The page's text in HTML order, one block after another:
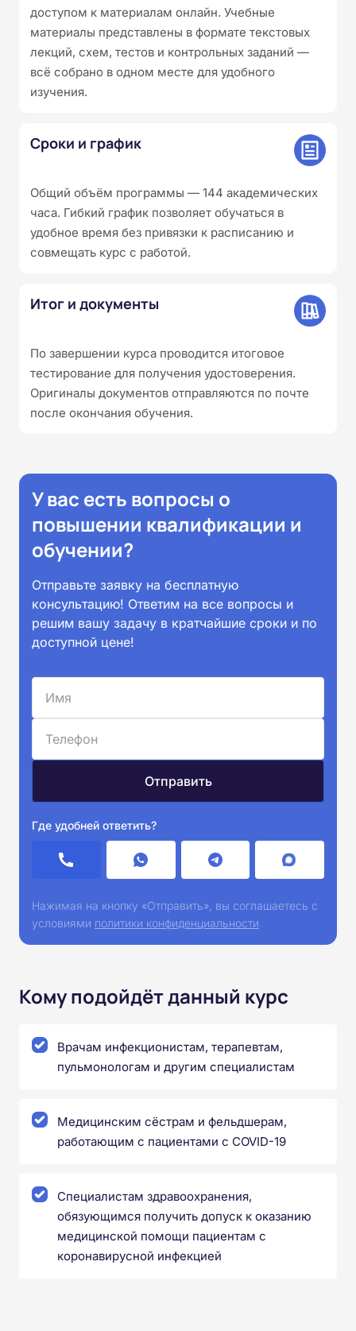
доступом к материалам онлайн. Учебные
материалы представлены в формате текстовых
лекций, схем, тестов и контрольных заданий —
всё собрано в одном месте для удобного
изучения.
Сроки и график
Общий объём программы — 144 академических
часа. Гибкий график позволяет обучаться в
удобное время без привязки к расписанию и
совмещать курс с работой.
Итог и документы
По завершении курса проводится итоговое
тестирование для получения удостоверения.
Оригиналы документов отправляются по почте
после окончания обучения.
У вас есть вопросы о
повышении квалификации и
обучении?
Отправьте заявку на бесплатную
консультацию! Ответим на все вопросы и
решим вашу задачу в кратчайшие сроки и по
доступной цене!
Где удобней ответить?
Нажимая на кнопку «Отправить», вы соглашаетесь с
условиями политики конфиденциальности
Кому подойдёт данный курс
Врачам инфекционистам, терапевтам,
пульмонологам и другим специалистам
Медицинским сёстрам и фельдшерам,
работающим с пациентами с COVID-19
Специалистам здравоохранения,
обязующимся получить допуск к оказанию
медицинской помощи пациентам с
коронавирусной инфекцией